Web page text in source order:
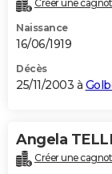
Créer une
Naissance
16/06/1919
Décès
25/11/2003 à
Angela
Créer une